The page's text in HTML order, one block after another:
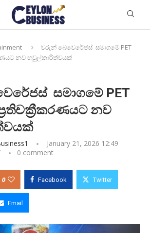
වරුන් බෙවෙරේජස් සමාගමේ PET
නව හවුල්කාරිත්වයක්
සමාගමේ PET
නව
January 21, 2026 12:49
0 comment
0 Facebook Twitter
Email